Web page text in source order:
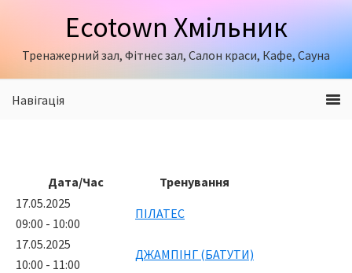
primary
content
Ecotown Хмільник
Тренажерний зал, Фітнес зал, Салон краси, Кафе, Сауна
Навігація
Дата/Час
Тренування
17.05.2025
09:00 - 10:00
ПІЛАТЕС
17.05.2025
10:00 - 11:00
ДЖАМПІНГ (БАТУТИ)